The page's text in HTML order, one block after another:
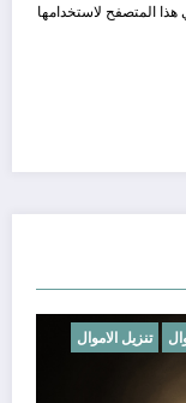
المتصفح لاستخدامها
تنزيل الاموال